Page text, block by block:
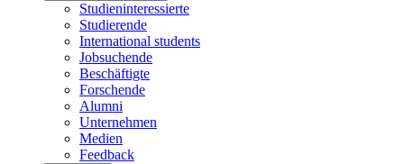
Studieninteressierte
Studierende
International students
Jobsuchende
Beschäftigte
Forschende
Alumni
Unternehmen
Medien
Feedback